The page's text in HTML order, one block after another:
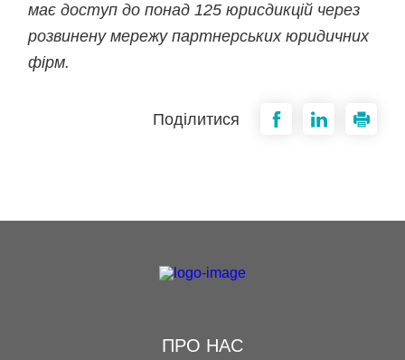
має доступ до понад 125 юрисдикцій через
розвинену мережу партнерських юридичних
фірм.
Поділитися
ПРО НАС